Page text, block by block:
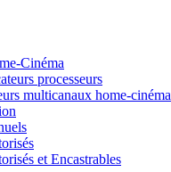
Cinéma
processeurs
multicanaux home-cinéma
et Encastrables